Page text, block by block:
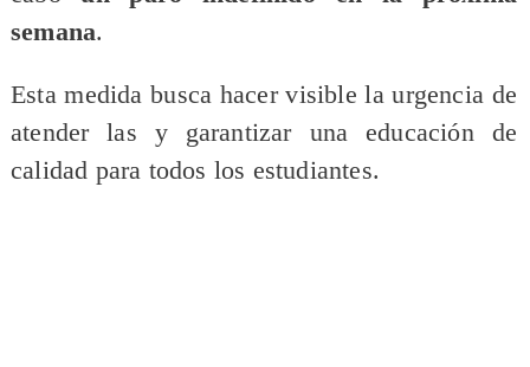
semana.
Esta medida busca hacer visible la urgencia de
atender las y garantizar una educación de
calidad para todos los estudiantes.